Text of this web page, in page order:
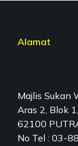
Alamat
Majlis Sukan
Aras 2, Blok
62100
No Tel : 03-